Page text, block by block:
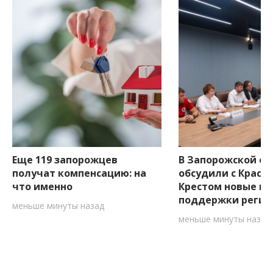
Еще 119 запорожцев
получат компенсацию: на
что именно
меньше минуты назад
В Запорожской
обсудили с
Крестом новые
поддержки
меньше минуты назад